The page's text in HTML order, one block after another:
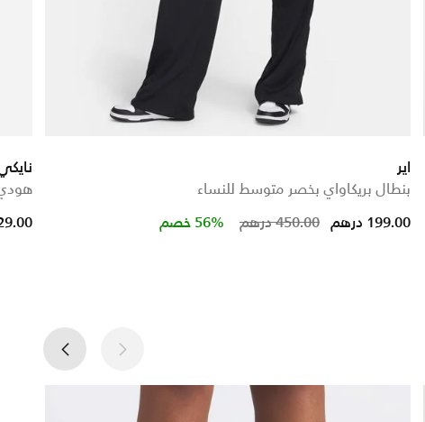
اير
بنطال بريكاواي بخصر متوسط للنساء
Price reduced from450.00 درهم to 199.00 درهم 56% خصم
from
129.00